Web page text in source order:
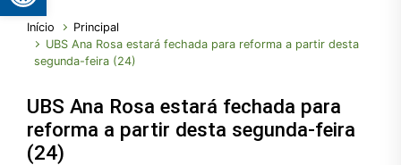
Início
Principal
UBS Ana Rosa estará fechada para reforma a partir desta
segunda-feira (24)
UBS Ana Rosa estará fechada para
reforma a partir desta segunda-feira
(24)